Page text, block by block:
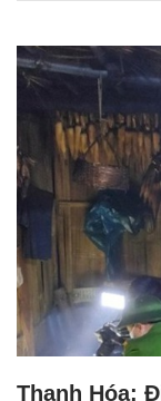
Thanh Hóa: